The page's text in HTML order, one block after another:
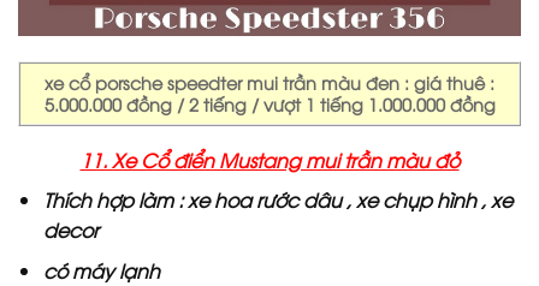
xe cổ porsche speedter mui trần màu đen : giá thuê :
5.000.000 đồng / 2 tiếng / vượt 1 tiếng 1.000.000 đồng
11. Xe Cổ điển Mustang mui trần màu đỏ
Thích hợp làm : xe hoa rước dâu , xe chụp hình , xe
decor
có máy lạnh